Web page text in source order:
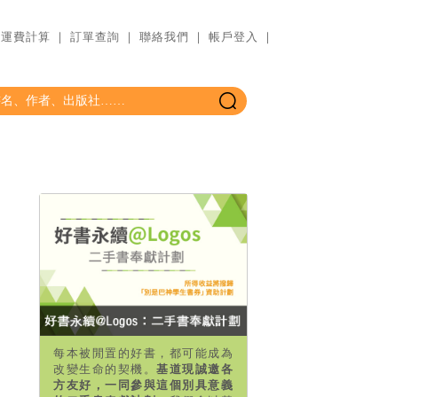
運費計算 ｜ 訂單查詢 ｜ 聯絡我們 ｜ 帳戶登入 ｜
每本被閒置的好書，都可能成為
改變生命的契機。基道現誠邀各
方友好，一同參與這個別具意義